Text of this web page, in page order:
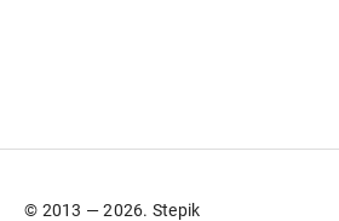
© 2013 — 2026. Stepik